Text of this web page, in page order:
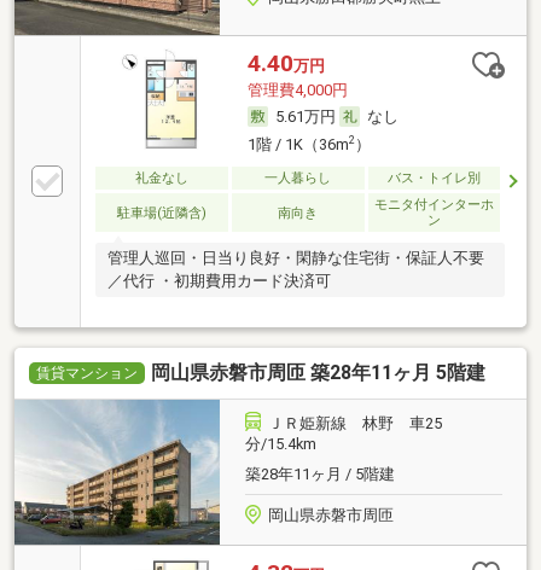
4.40万円
管理費4,000円
5.61万円
なし
1階 / 1K（36m2）
礼金なし 一人暮らし バス・トイレ別
駐車場(近隣含) 南向き
モニタ付インターホ
ン
管理人巡回・日当り良好・閑静な住宅街・保証人不要
／代行 ・初期費用カード決済可
賃貸マンション 岡山県赤磐市周匝 築28年11ヶ月 5階建
ＪＲ姫新線 林野 車25
分/15.4km
築28年11ヶ月 / 5階建
岡山県赤磐市周匝